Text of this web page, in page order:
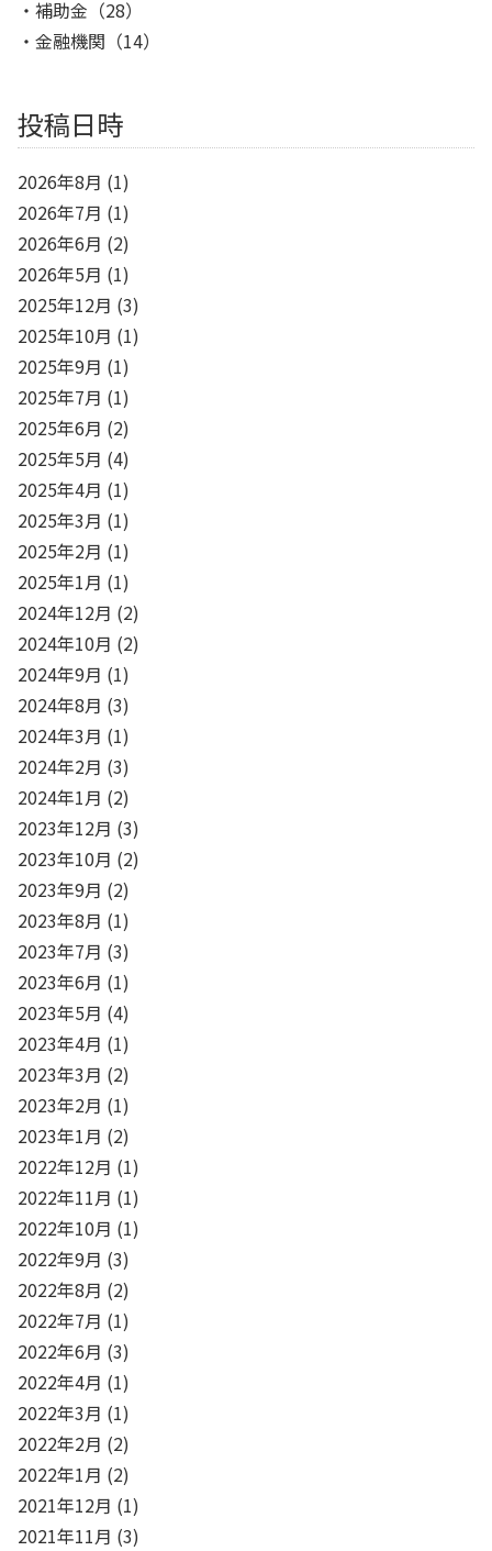
補助金 （28）
金融機関 （14）
投稿日時
2026年8月 (1)
2026年7月 (1)
2026年6月 (2)
2026年5月 (1)
2025年12月 (3)
2025年10月 (1)
2025年9月 (1)
2025年7月 (1)
2025年6月 (2)
2025年5月 (4)
2025年4月 (1)
2025年3月 (1)
2025年2月 (1)
2025年1月 (1)
2024年12月 (2)
2024年10月 (2)
2024年9月 (1)
2024年8月 (3)
2024年3月 (1)
2024年2月 (3)
2024年1月 (2)
2023年12月 (3)
2023年10月 (2)
2023年9月 (2)
2023年8月 (1)
2023年7月 (3)
2023年6月 (1)
2023年5月 (4)
2023年4月 (1)
2023年3月 (2)
2023年2月 (1)
2023年1月 (2)
2022年12月 (1)
2022年11月 (1)
2022年10月 (1)
2022年9月 (3)
2022年8月 (2)
2022年7月 (1)
2022年6月 (3)
2022年4月 (1)
2022年3月 (1)
2022年2月 (2)
2022年1月 (2)
2021年12月 (1)
2021年11月 (3)